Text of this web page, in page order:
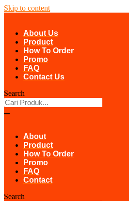
Skip to content
About Us
Product
How To Order
Promo
FAQ
Contact Us
Search
About
Product
How To Order
Promo
FAQ
Contact
Search